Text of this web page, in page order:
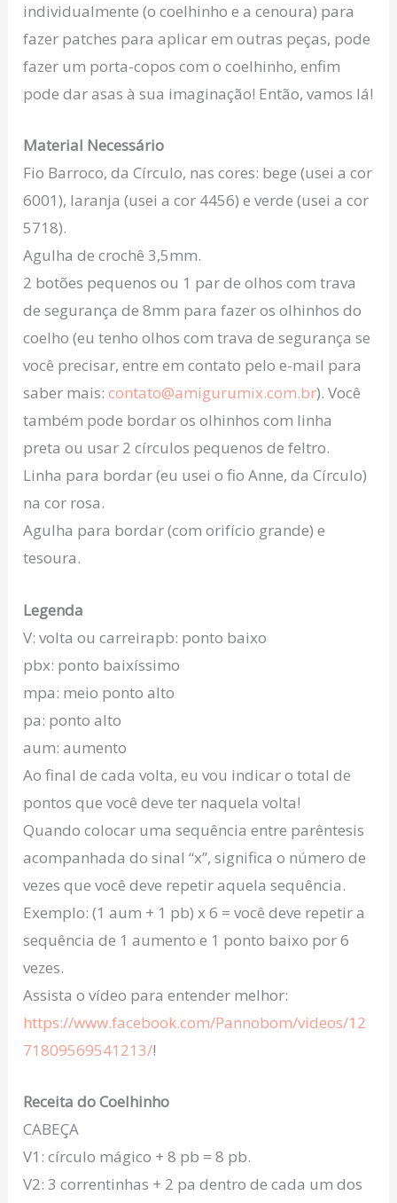
individualmente (o coelhinho e a cenoura) para
fazer patches para aplicar em outras peças, pode
fazer um porta-copos com o coelhinho, enfim
pode dar asas à sua imaginação! Então, vamos lá!
Material Necessário
Fio Barroco, da Círculo, nas cores: bege (usei a cor
6001), laranja (usei a cor 4456) e verde (usei a cor
5718).
Agulha de crochê 3,5mm.
2 botões pequenos ou 1 par de olhos com trava
de segurança de 8mm para fazer os olhinhos do
coelho (eu tenho olhos com trava de segurança se
você precisar, entre em contato pelo e-mail para
saber mais:contato@amigurumix.com.br). Você
também pode bordar os olhinhos com linha
preta ou usar 2 círculos pequenos de feltro.
Linha para bordar (eu usei o fio Anne, da Círculo)
na cor rosa.
Agulha para bordar (com orifício grande) e
tesoura.
Legenda
V: volta ou carreirapb: ponto baixo
pbx: ponto baixíssimo
mpa: meio ponto alto
pa: ponto alto
aum: aumento
Ao final de cada volta, eu vou indicar o total de
pontos que você deve ter naquela volta!
Quando colocar uma sequência entre parêntesis
acompanhada do sinal “x”, significa o número de
vezes que você deve repetir aquela sequência.
Exemplo: (1 aum + 1 pb) x 6 = você deve repetir a
sequência de 1 aumento e 1 ponto baixo por 6
vezes.
Assista o vídeo para entender melhor:
https://www.facebook.com/Pannobom/videos/12
71809569541213/!
Receita do Coelhinho
CABEÇA
V1: círculo mágico + 8 pb = 8 pb.
V2: 3 correntinhas + 2 pa dentro de cada um dos